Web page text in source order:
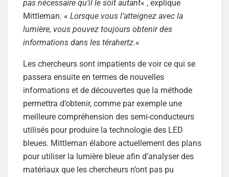
pas nécessaire qu’il le soit autant« , explique
Mittleman. « Lorsque vous l’atteignez avec la
lumière, vous pouvez toujours obtenir des
informations dans les térahertz.«
Les chercheurs sont impatients de voir ce qui se
passera ensuite en termes de nouvelles
informations et de découvertes que la méthode
permettra d’obtenir, comme par exemple une
meilleure compréhension des semi-conducteurs
utilisés pour produire la technologie des LED
bleues. Mittleman élabore actuellement des plans
pour utiliser la lumière bleue afin d’analyser des
matériaux que les chercheurs n’ont pas pu